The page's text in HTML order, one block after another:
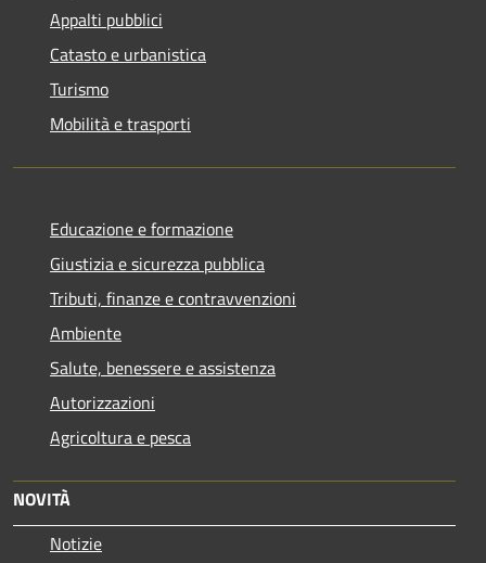
Appalti pubblici
Catasto e urbanistica
Turismo
Mobilità e trasporti
Educazione e formazione
Giustizia e sicurezza pubblica
Tributi, finanze e contravvenzioni
Ambiente
Salute, benessere e assistenza
Autorizzazioni
Agricoltura e pesca
NOVITÀ
Notizie